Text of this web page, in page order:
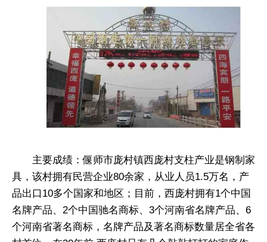
主要成绩：偃师市庞村镇西庞村支柱产业是钢制家
具，该村拥有民营企业80余家，从业人员1.5万名，产
品出口10多个国家和地区；目前，西庞村拥有1个中国
名牌产品、2个中国驰名商标、3个河南省名牌产品、6
个河南省著名商标，名牌产品及著名商标数量居全省各